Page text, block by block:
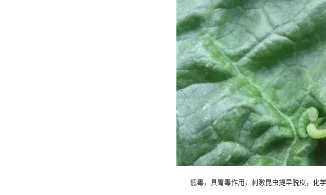
低毒，具胃毒作用，刺激昆虫提早脱皮，化学